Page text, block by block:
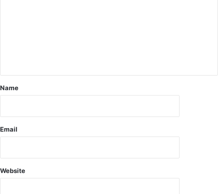
Name
Email
Website